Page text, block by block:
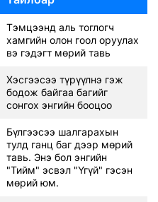
Тэмцээнд аль тоглогч
хамгийн олон гоол оруулах
вэ гэдэгт мөрий тавь
Хэсгээсээ түрүүлнэ гэж
бодож байгаа багийг
сонгох энгийн бооцоо
Бүлгээсээ шалгарахын
тулд ганц баг дээр мөрий
тавь. Энэ бол энгийн
"Тийм" эсвэл "Үгүй" гэсэн
мөрий юм.